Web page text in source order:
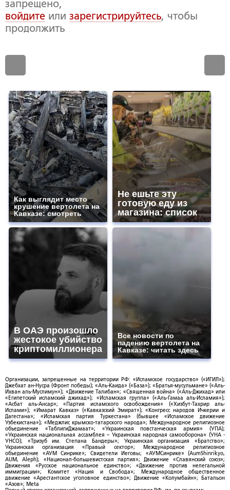
запрещено,
войдите или зарегистрируйтесь, чтобы
продолжить
Как выглядит место
крушение вертолета на
Кавказе: смотреть
Не ешьте эту
готовую еду из
магазина: список
В ОАЭ произошло
жестокое убийство
криптомиллионера
Все новости по
падению вертолета на
Кавказе: читать здесь
Организации, запрещенные на территории РФ: «Исламское государство» («ИГИЛ»);
Джебхат ан-Нусра (Фронт победы); «Аль-Каида» («База»); «Братья-мусульмане» («Аль-
Ихван аль-Муслимун»); «Движение Талибан»; «Священная война» («Аль-Джихад» или
«Египетский исламский джихад»); «Исламская группа» («Аль-Гамаа аль-Исламия»);
«Асбат аль-Ансар»; «Партия исламского освобождения» («Хизбут-Тахрир аль-
Ислами»); «Имарат Кавказ» («Кавказский Эмират»); «Конгресс народов Ичкерии и
Дагестана»; «Исламская партия Туркестана» (бывшее «Исламское движение
Узбекистана»); «Меджлис крымско-татарского народа»; Международное религиозное
объединение «ТаблигиДжамаат»; «Украинская повстанческая армия» (УПА);
«Украинская национальная ассамблея – Украинская народная самооборона» (УНА -
УНСО); «Тризуб им. Степана Бандеры»; Украинская организация «Братство»;
Украинская организация «Правый сектор»; Международное религиозное
объединение «АУМ Синрике»; Свидетели Иеговы; «АУМСинрике» (AumShinrikyo,
AUM, Aleph); «Национал-большевистская партия»; Движение «Славянский союз»;
Движения «Русское национальное единство»; «Движение против нелегальной
иммиграции»; Комитет «Нация и Свобода»; Международное общественное
движение «Арестантское уголовное единство»; Движение «Колумбайн»; Батальон
«Азов»; Meta